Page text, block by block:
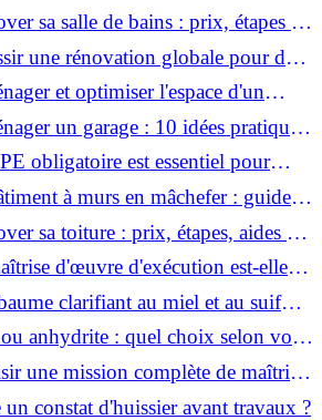
vie ?sa salle de bains : prix, étapes et
une rénovation globale pour des
confort durables?
et optimiser l'espace d'un
pratiques ?
un garage : 10 idées pratiques
obligatoire est essentiel pour
un bien ?à murs en mâchefer : guide
sa toiture : prix, étapes, aides et
?
d'œuvre d'exécution est-elle
vos chantiers ?
clarifiant au miel et au suif
peau ?
anhydrite : quel choix selon votre
une mission complète de maîtrise
vos projets?
constat d'huissier avant travaux ?